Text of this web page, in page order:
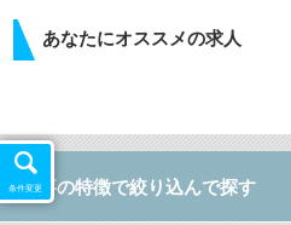
あなたにオススメの求人
仕事の特徴で絞り込んで探す
条件変更